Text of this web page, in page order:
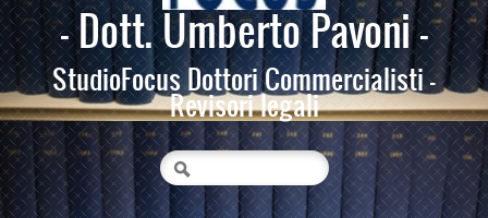
- Dott. Umberto Pavoni -
StudioFocus Dottori Commercialisti -
Revisori legali